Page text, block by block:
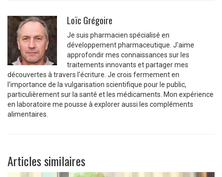
Loïc Grégoire
Je suis pharmacien spécialisé en
développement pharmaceutique. J'aime
approfondir mes connaissances sur les
traitements innovants et partager mes
découvertes à travers l'écriture. Je crois fermement en
l'importance de la vulgarisation scientifique pour le public,
particulièrement sur la santé et les médicaments. Mon expérience
en laboratoire me pousse à explorer aussi les compléments
alimentaires.
Articles similaires